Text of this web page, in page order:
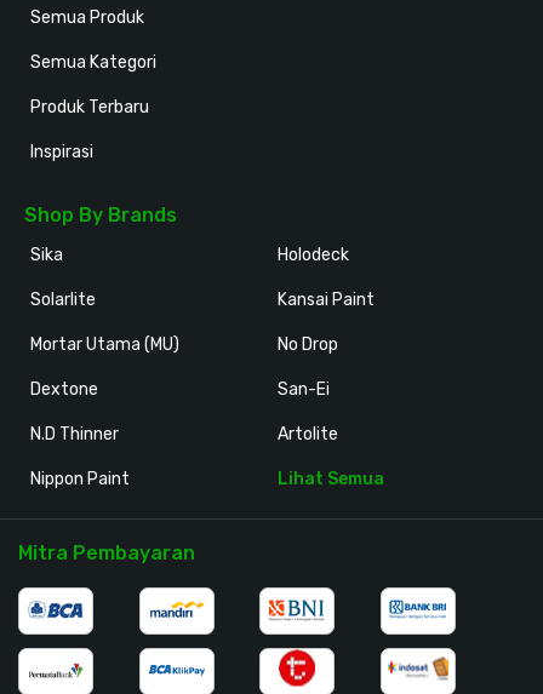
Semua Produk
Semua Kategori
Produk Terbaru
Inspirasi
Shop By Brands
Sika
Solarlite
Mortar Utama (MU)
Dextone
N.D Thinner
Nippon Paint
Holodeck
Kansai Paint
No Drop
San-Ei
Artolite
Lihat Semua
Mitra Pembayaran